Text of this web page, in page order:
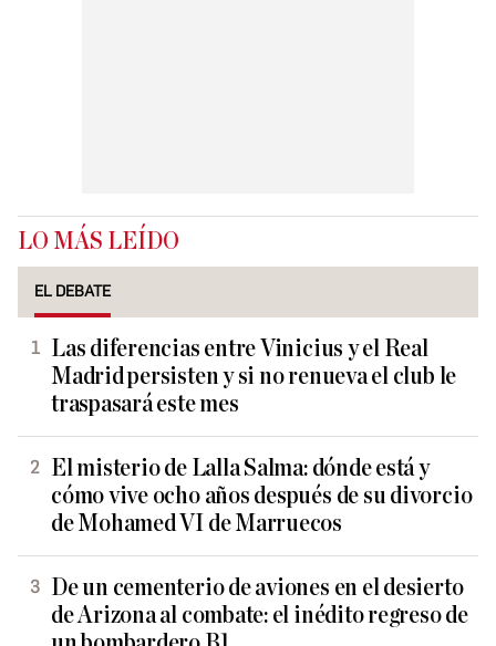
LO MÁS LEÍDO
EL DEBATE
Las diferencias entre Vinicius y el Real
Madrid persisten y si no renueva el club le
traspasará este mes
El misterio de Lalla Salma: dónde está y
cómo vive ocho años después de su divorcio
de Mohamed VI de Marruecos
De un cementerio de aviones en el desierto
de Arizona al combate: el inédito regreso de